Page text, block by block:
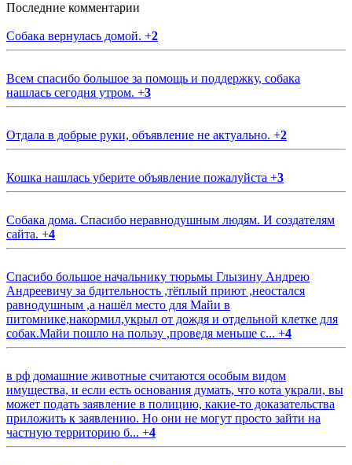
Последние комментарии
Собака вернулась домой. +2
Всем спасибо большое за помощь и поддержку, собака
нашлась сегодня утром. +3
Отдала в добрые руки, объявление не актуально. +2
Кошка нашлась уберите объявление пожалуйста +3
Собака дома. Спасибо неравнодушным людям. И создателям
сайта. +4
Спасибо большое начальнику тюрьмы Глызину Андрею
Андреевичу за бдительность ,тёплый приют ,неостался
равнодушным ,а нашёл место для Майи в
питомнике,накормил,укрыл от дождя и отдельной клетке для
собак.Майи пошло на пользу ,проведя меньше с... +4
в рф домашние животные считаются особым видом
имущества, и если есть основания думать, что кота украли, вы
может подать заявление в полицию, какие-то доказательства
приложить к заявлению. Но они не могут просто зайти на
частную территорию б... +4